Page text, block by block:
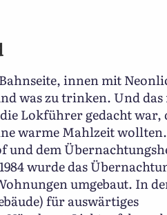
innen mit
was zu trinken. Und
Lokführer gedacht war,
warme Mahlzeit
und dem
wurde das
umgebaut. In
für auswärtiges